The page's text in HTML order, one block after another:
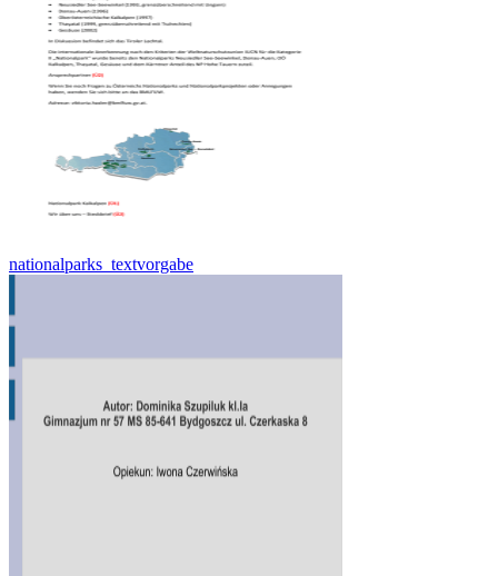
nationalparks_textvorgabe